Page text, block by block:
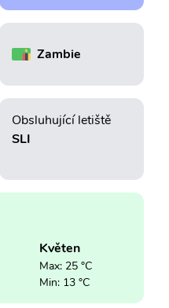
Zambie
Obsluhující letiště
SLI
Květen
Max: 25 °C
Min: 13 °C